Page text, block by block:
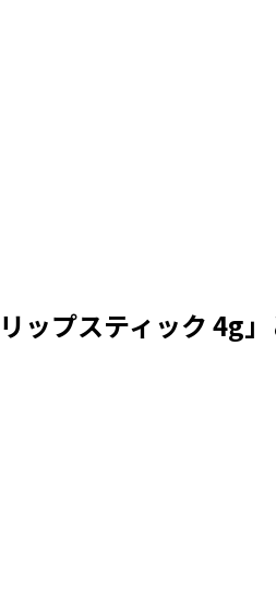
ップスティック 4g